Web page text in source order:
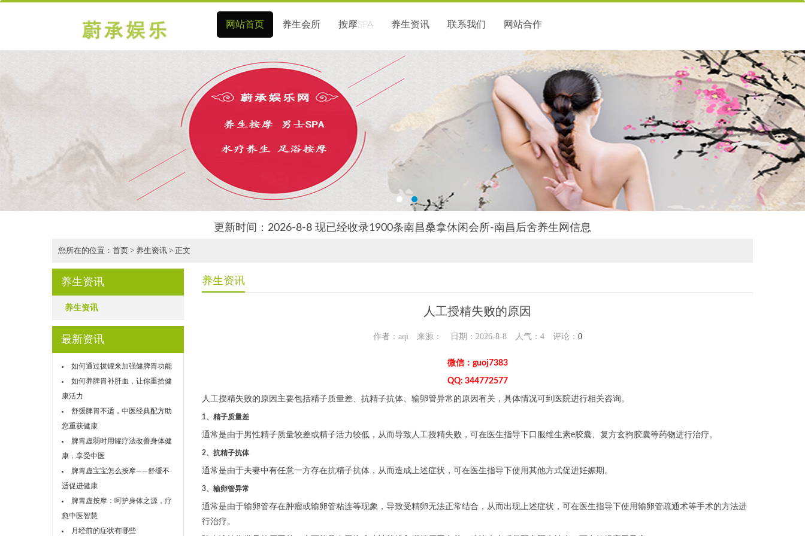
网站首页 养生会所 按摩SPA 养生资讯 联系我们 网站合作
更新时间：2026-8-8 现已经收录1900条南昌桑拿休闲会所-南昌后舍养生网信息
您所在的位置： 首页 > 养生资讯 > 正文
养生资讯
养生资讯
最新资讯
如何通过拔罐来加强健脾胃功能
如何养脾胃补肝血，让你重拾健
康活力
舒缓脾胃不适，中医经典配方助
您重获健康
脾胃虚弱时用罐疗法改善身体健
康，享受中医
脾胃虚宝宝怎么按摩——舒缓不
适促进健康
脾胃虚按摩：呵护身体之源，疗
愈中医智慧
月经前的症状有哪些
养生资讯
人工授精失败的原因
作者：aqi 来源： 日期：2026-8-8 人气： 4评论： 0
微信：guoj7383
QQ: 344772577
人工授精失败的原因主要包括精子质量差、抗精子抗体、输卵管异常的原因有关，具体情况可到医院进行相关咨询。
1、精子质量差
通常是由于男性精子质量较差或精子活力较低，从而导致人工授精失败，可在医生指导下口服维生素e胶囊、复方玄驹胶囊等药物进行治疗。
2、抗精子抗体
通常是由于夫妻中有任意一方存在抗精子抗体，从而造成上述症状，可在医生指导下使用其他方式促进妊娠期。
3、输卵管异常
通常是由于输卵管存在肿瘤或输卵管粘连等现象，导致受精卵无法正常结合，从而出现上述症状，可在医生指导下使用输卵管疏通术等手术的方法进
行治疗。